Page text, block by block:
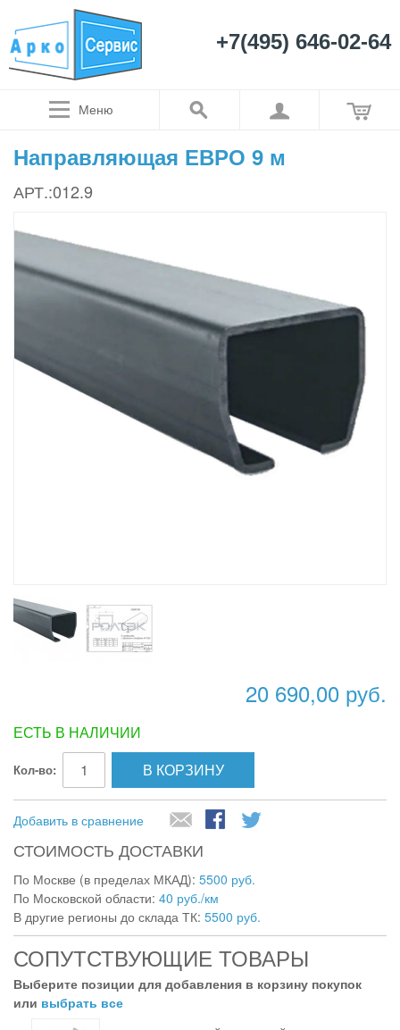
+7(495) 646-02-64
Меню
Направляющая ЕВРО 9 м
АРТ.:012.9
20 690,00 руб.
ЕСТЬ В НАЛИЧИИ
Кол-во: В КОРЗИНУ
Добавить в сравнение
СТОИМОСТЬ ДОСТАВКИ
По Москве (в пределах МКАД): 5500 руб.
По Московской области: 40 руб./км
В другие регионы до склада ТК: 5500 руб.
СОПУТСТВУЮЩИЕ ТОВАРЫ
Выберите позиции для добавления в корзину покупок
или выбрать все